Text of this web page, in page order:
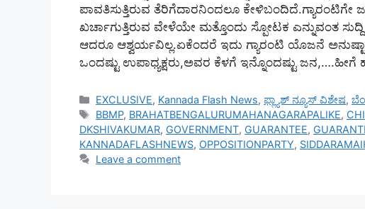
ಪಾವತಿಸುತ್ತಿರುವ ತೆರಿಗೆದಾರನಿಂದಲೂ
ಖರ್ಚಾಗುತ್ತಿರುವ ವೇಳೆಯೇ ಮತ್ತೊಂದು ಸ್ಪೋಟಕ ಎನ್ನುವಂತ
ಆದರೂ ಆಶ್ವರ್ಯವಿಲ್ಲ.ಏಕೆಂದರೆ ಇದು ಗ್ಯಾರಂಟಿ ಯೊಜನೆ
ಒಂದಷ್ಟು ಉಪಾಧ್ಯಕ್ಷರು,ಅವರ ಕೆಳಗೆ ಇನ್ನೊಂದಷ್ಟು
Categories
EXCLUSIVE, Kannada Flash News,ಫ್ಲ್ಯಾಶ್ ನ್ಯೂಸ್ ವಿಶೇಷ,
Tags
BBMP, BRAHATBENGALURUMAHANAGARAPALIKE,
DKSHIVAKUMAR, GOVERNMENT, GUARANTEE,
KANNADAFLASHNEWS, OPPOSITIONPARTY,
Leave a comment